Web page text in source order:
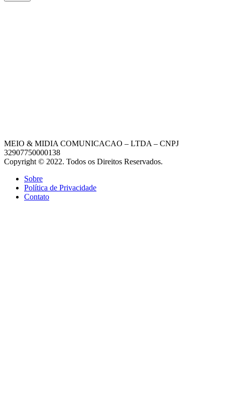
MEIO & MIDIA COMUNICACAO – LTDA – CNPJ
32907750000138
Copyright © 2022. Todos os Direitos Reservados.
Sobre
Política de Privacidade
Contato